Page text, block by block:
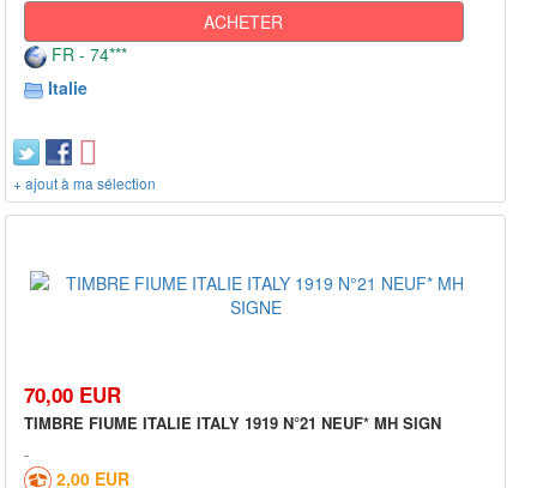
ACHETER
FR - 74***
Italie
+ ajout à ma sélection
70,00 EUR
TIMBRE FIUME ITALIE ITALY 1919 N°21 NEUF* MH SIGN
2,00 EUR